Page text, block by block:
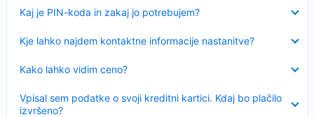
Kaj je PIN-koda in zakaj jo potrebujem?
Kje lahko najdem kontaktne informacije nastanitve?
Kako lahko vidim ceno?
Vpisal sem podatke o svoji kreditni kartici. Kdaj bo plačilo
izvršeno?